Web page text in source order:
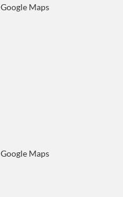
Google Maps
Google Maps